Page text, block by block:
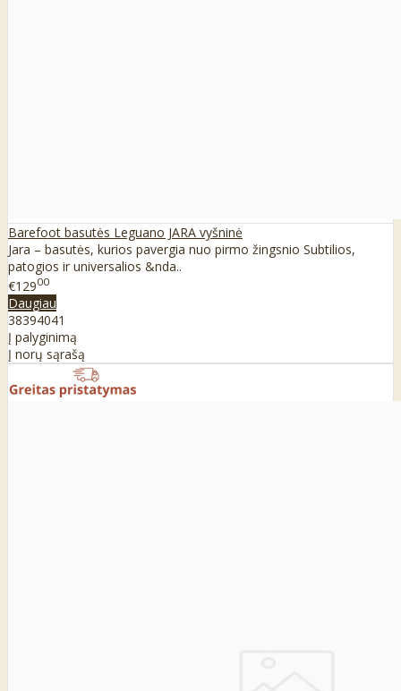
Barefoot basutės Leguano JARA vyšninė
Jara – basutės, kurios pavergia nuo pirmo žingsnio Subtilios,
patogios ir universalios &nda..
€12900
Daugiau
38394041
Į palyginimą
Į norų sąrašą